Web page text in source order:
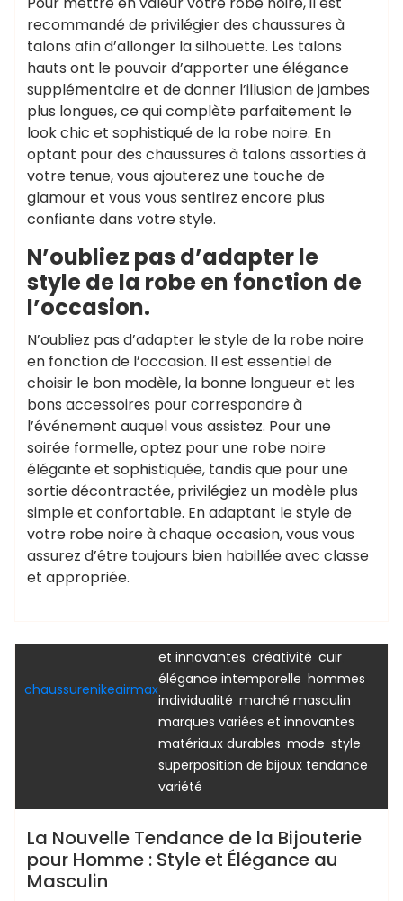
recommandé de privilégier des chaussures à
talons afin d’allonger la silhouette. Les talons
hauts ont le pouvoir d’apporter une élégance
supplémentaire et de donner l’illusion de jambes
plus longues, ce qui complète parfaitement le
look chic et sophistiqué de la robe noire. En
optant pour des chaussures à talons assorties à
votre tenue, vous ajouterez une touche de
glamour et vous vous sentirez encore plus
confiante dans votre style.
N’oubliez pas d’adapter le
style de la robe en fonction de
l’occasion.
N’oubliez pas d’adapter le style de la robe noire
en fonction de l’occasion. Il est essentiel de
choisir le bon modèle, la bonne longueur et les
bons accessoires pour correspondre à
l’événement auquel vous assistez. Pour une
soirée formelle, optez pour une robe noire
élégante et sophistiquée, tandis que pour une
sortie décontractée, privilégiez un modèle plus
simple et confortable. En adaptant le style de
votre robe noire à chaque occasion, vous vous
assurez d’être toujours bien habillée avec classe
et appropriée.
bijoutier
pour femme
chaussurenikeairmax
et innovantes créativité cuir
élégance intemporelle hommes
individualité marché masculin
marques variées et innovantes
matériaux durables mode style
superposition de bijoux tendance
variété
La Nouvelle Tendance de la Bijouterie
pour Homme : Style et Élégance au
Masculin